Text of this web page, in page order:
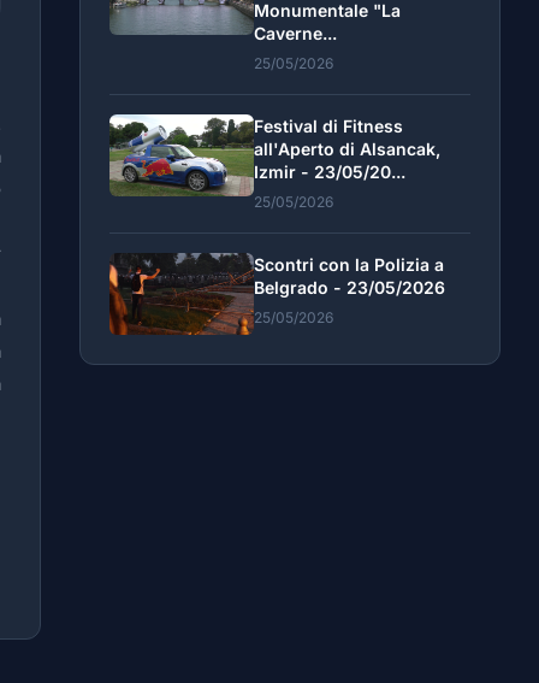
Monumentale "La
Caverne...
25/05/2026
Festival di Fitness
all'Aperto di Alsancak,
Izmir - 23/05/20...
25/05/2026
Scontri con la Polizia a
Belgrado - 23/05/2026
25/05/2026